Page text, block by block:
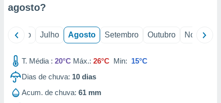
agosto?
Junho Julho Agosto Setembro Outubro Novembro
T. Média : 20°C Máx.: 26°C Min: 15°C
Dias de chuva: 10 dias
Acum. de chuva: 61 mm